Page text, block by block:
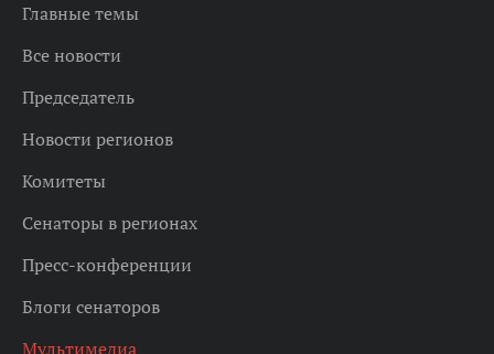
Главные темы
Все новости
Председатель
Новости регионов
Комитеты
Сенаторы в регионах
Пресс-конференции
Блоги сенаторов
Мультимедиа